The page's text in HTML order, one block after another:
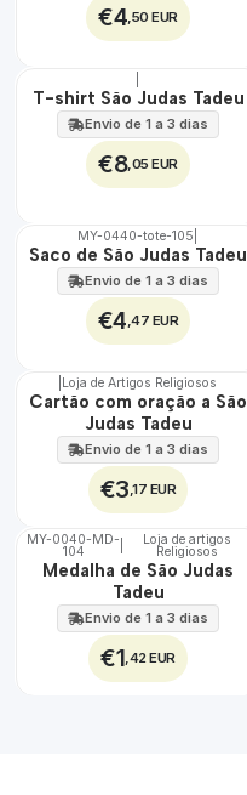
€4 ,50 EUR
🇵🇹
100%
T-shirt São Judas Tadeu
Envio de 1 a 3 dias
€8,05 EUR
🇵🇹
100%
MY-0440-tote-105
Saco de São Judas Tadeu
Envio de 1 a 3 dias
€4 ,47 EUR
🇵🇹
Loja de Artigos Religiosos
Cartão com oração a São
Judas Tadeu
Envio de 1 a 3 dias
€3 ,17 EUR
🇵🇹
100%
MY-0040-MD-
104
Loja de artigos
Religiosos
Medalha de São Judas
Tadeu
Envio de 1 a 3 dias
€1 ,42 EUR